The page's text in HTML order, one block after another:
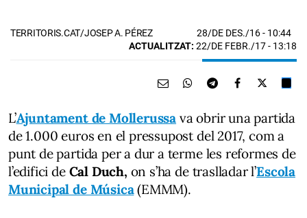
TERRITORIS.CAT/JOSEP A. PÉREZ 28/DE DES./16- 10:44
ACTUALITZAT: 22/DE FEBR./17 - 13:18
L’Ajuntament de Mollerussa va obrir una partida
de 1.000 euros en el pressupost del 2017, com a
punt de partida per a dur a terme les reformes de
l’edifici de Cal Duch, on s’ha de traslladar l’Escola
Municipal de Música(EMMM).